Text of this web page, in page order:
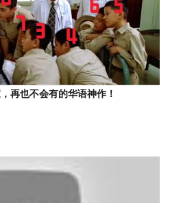
再也不会有的华语神作！